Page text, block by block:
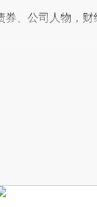
券、公司人物，财